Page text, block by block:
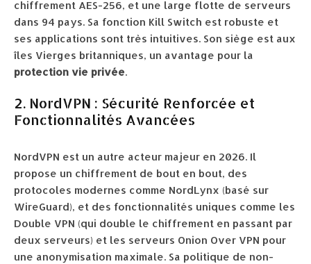
chiffrement AES-256, et une large flotte de serveurs
dans 94 pays. Sa fonction Kill Switch est robuste et
ses applications sont très intuitives. Son siège est aux
îles Vierges britanniques, un avantage pour la
protection vie privée.
2. NordVPN : Sécurité Renforcée et
Fonctionnalités Avancées
NordVPN est un autre acteur majeur en 2026. Il
propose un chiffrement de bout en bout, des
protocoles modernes comme NordLynx (basé sur
WireGuard), et des fonctionnalités uniques comme les
Double VPN (qui double le chiffrement en passant par
deux serveurs) et les serveurs Onion Over VPN pour
une anonymisation maximale. Sa politique de non-